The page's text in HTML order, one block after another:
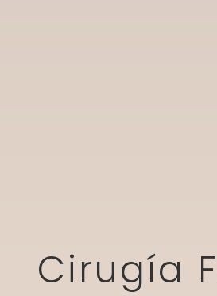
Cirugía